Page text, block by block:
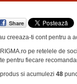
Share
creeaza-ti contpentru a
pe retelele de
pentru fiecare
si acumulezi 48